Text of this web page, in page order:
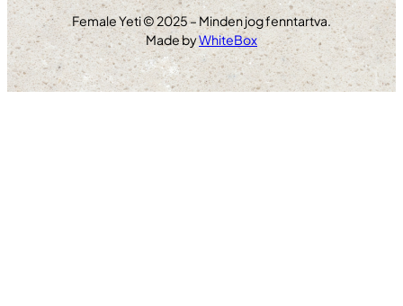
Female Yeti © 2025 – Minden jog fenntartva.
Made byWhiteBox